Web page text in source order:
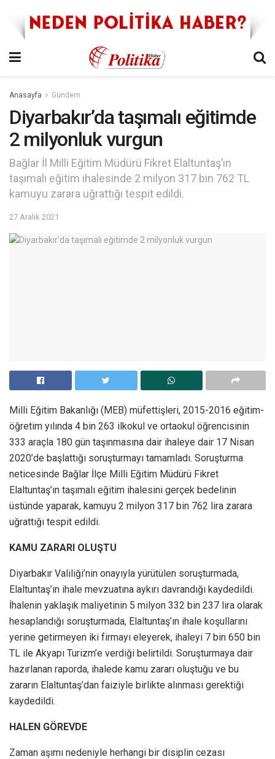
Anasayfa Gündem
Diyarbakır’da taşımalı eğitimde
2 milyonluk vurgun
Bağlar İl Milli Eğitim Müdürü Fikret Elaltuntaş’ın
taşımalı eğitim ihalesinde 2 milyon 317 bin 762 TL
kamuyu zarara uğrattığı tespit edildi.
27 Aralık 2021
Milli Eğitim Bakanlığı (MEB) müfettişleri, 2015-2016 eğitim-
öğretim yılında 4 bin 263 ilkokul ve ortaokul öğrencisinin
333 araçla 180 gün taşınmasına dair ihaleye dair 17 Nisan
2020’de başlattığı soruşturmayı tamamladı. Soruşturma
neticesinde Bağlar İlçe Milli Eğitim Müdürü Fikret
Elaltuntaş’ın taşımalı eğitim ihalesini gerçek bedelinin
üstünde yaparak, kamuyu 2 milyon 317 bin 762 lira zarara
uğrattığı tespit edildi.
KAMU ZARARI OLUŞTU
Diyarbakır Valiliği’nin onayıyla yürütülen soruşturmada,
Elaltuntaş’ın ihale mevzuatına aykırı davrandığı kaydedildi.
İhalenin yaklaşık maliyetinin 5 milyon 332 bin 237 lira olarak
hesaplandığı soruşturmada, Elaltuntaş’ın ihale koşullarını
yerine getirmeyen iki firmayı eleyerek, ihaleyi 7 bin 650 bin
TL ile Akyapı Turizm’e verdiği belirtildi. Soruşturmaya dair
hazırlanan raporda, ihalede kamu zararı oluştuğu ve bu
zararın Elaltuntaş’dan faiziyle birlikte alınması gerektiği
kaydedildi.
HALEN GÖREVDE
Zaman aşımı nedeniyle herhangi bir disiplin cezası